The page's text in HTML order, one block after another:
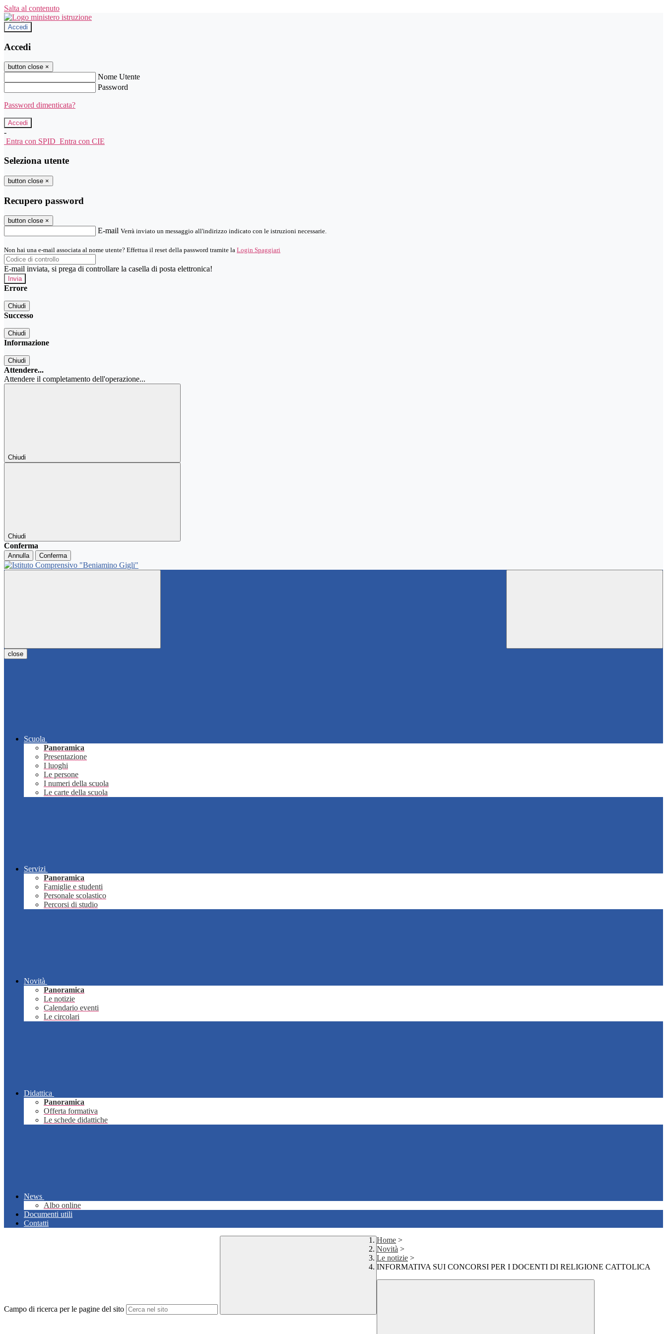
Salta al contenuto
Accedi
Accedi
button close ×
Nome Utente
Password
Password dimenticata?
-
Entra con SPID Entra con CIE
Seleziona utente
button close ×
Recupero password
button close ×
E-mail Verrà inviato un messaggio all'indirizzo indicato con le istruzioni necessarie.
Non hai una e-mail associata al nome utente? Effettua il reset della password tramite la Login Spaggiari
E-mail inviata, si prega di controllare la casella di posta elettronica!
Errore
Chiudi
Successo
Chiudi
Informazione
Chiudi
Attendere...
Attendere il completamento dell'operazione...
Chiudi
Chiudi
Conferma
Annulla Conferma
close
Scuola
Panoramica
Presentazione
I luoghi
Le persone
I numeri della scuola
Le carte della scuola
Servizi
Panoramica
Famiglie e studenti
Personale scolastico
Percorsi di studio
Novità
Panoramica
Le notizie
Calendario eventi
Le circolari
Didattica
Panoramica
Offerta formativa
Le schede didattiche
News
Albo online
Documenti utili
Contatti
Campo di ricerca per le pagine del sito
Home >
Novità >
Le notizie >
INFORMATIVA SUI CONCORSI PER I DOCENTI DI RELIGIONE CATTOLICA